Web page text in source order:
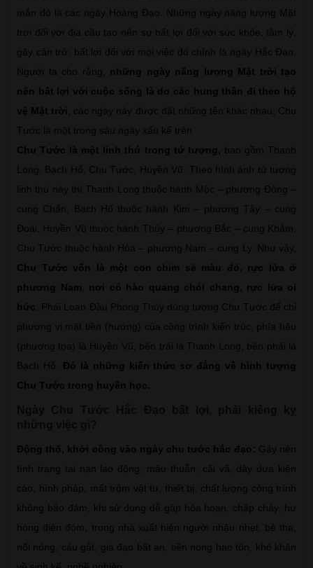
mắn đó là các ngày Hoàng Đạo. Những ngày năng lượng Mặt
trời đối với địa cầu tạo nên sự bất lợi đối với sức khỏe, tâm lý,
gây cản trở, bất lợi đối với mọi việc đó chính là ngày Hắc Đạo.
Người ta cho rằng, những ngày năng lượng Mặt trời tạo
nên bất lợi với cuộc sống là do các hung thần đi theo hộ
vệ Mặt trời
, các ngày này được đặt những tên khác nhau, Chu
Tước là một trong sáu ngày xấu kể trên
Chu Tước là một linh thú trong tứ tượng, bao gồm Thanh
Long, Bạch Hổ, Chu Tước, Huyền Vũ. Theo hình ảnh tứ tượng
linh thú này thì Thanh Long thuộc hành Mộc – phương Đông –
cung Chấn, Bạch Hổ thuộc hành Kim – phương Tây – cung
Đoài, Huyền Vũ thuộc hành Thủy – phương Bắc – cung Khảm,
Chu Tước thuộc hành Hỏa – phương Nam – cung Ly. Như vậy,
Chu Tước vốn là một con chim sẻ màu đỏ, rực lửa ở
phương Nam
nơi có hào quang chói chang, rực lửa oi
bức . Phái Loan Đầu Phong Thủy dùng tượng Chu Tước để chỉ
phương vị mặt tiền (hướng) của công trình kiến trúc, phía hậu
(phương tọa) là Huyền Vũ, bên trái là Thanh Long, bên phải là
Bạch Hổ. Đó là những kiến thức sơ đẳng về hình tượng
Chu Tước trong huyền học.
Động thổ, khởi công vào ngày chu tước hắc đạo: Gây nên
tình trạng tai nạn lao động, mâu thuẫn, cãi vã, dây dưa kiện
cáo, hình pháp, mất trộm vật tư, thiết bị, chất lượng công trình
không bảo đảm, khi sử dụng dễ gặp hỏa hoạn, chập cháy, hư
hỏng điện đóm, trong nhà xuất hiện người nhậu nhẹt, bê tha,
nổi nóng, cáu gắt, gia đạo bất an, tiền nong hao tốn, khó khăn